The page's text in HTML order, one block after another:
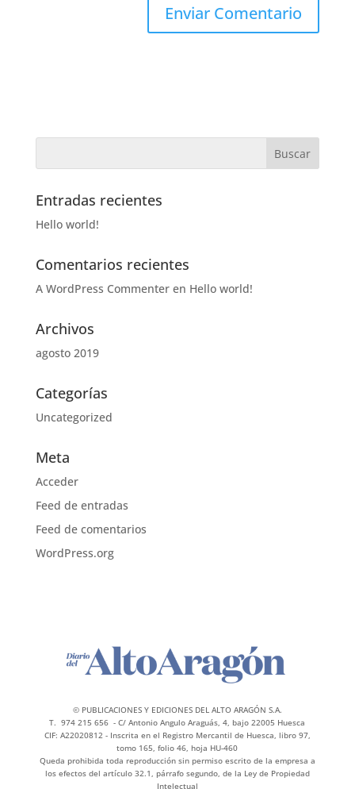
Entradas recientes
Hello world!
Comentarios recientes
A WordPress Commenteren Hello world!
Archivos
agosto 2019
Categorías
Uncategorized
Meta
Acceder
Feed de entradas
Feed de comentarios
WordPress.org
© PUBLICACIONES Y EDICIONES DEL ALTO ARAGÓN S.A.
T. 974 215 656 - C/ Antonio Angulo Araguás, 4, bajo 22005 Huesca
CIF: A22020812 - Inscrita en el Registro Mercantil de Huesca, libro 97,
tomo 165, folio 46, hoja HU-460
Queda prohibida toda reproducción sin permiso escrito de la empresa a
los efectos del artículo 32.1, párrafo segundo, de la Ley de Propiedad
Intelectual